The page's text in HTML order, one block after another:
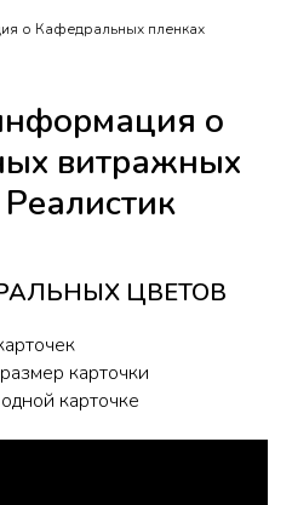
о Кафедральных пленках
о
витражных
ЦВЕТОВ
карточки
карточке